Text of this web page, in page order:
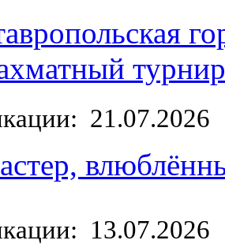
турнир
21.07.2026
13.07.2026